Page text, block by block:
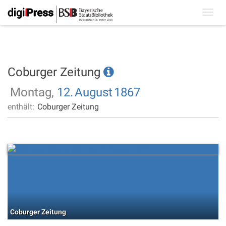
Coburger Zeitung
Montag, 12.August 1867
enthält: Coburger Zeitung
Coburger Zeitung